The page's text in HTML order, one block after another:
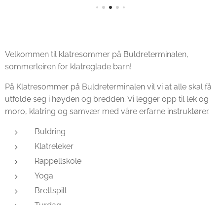
Velkommen til klatresommer på Buldreterminalen,
sommerleiren for klatreglade barn!
På Klatresommer på Buldreterminalen vil vi at alle skal få
utfolde seg i høyden og bredden. Vi legger opp til lek og
moro, klatring og samvær med våre erfarne instruktører.
Buldring
Klatreleker
Rappellskole
Yoga
Brettspill